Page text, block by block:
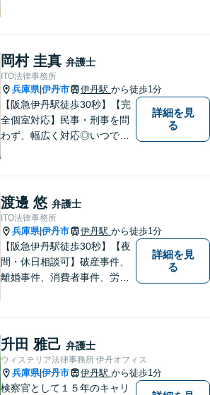
岡村 圭真 弁護士
ITO法律事務所
兵庫県|伊丹市 伊丹駅 から徒歩1分
【阪急伊丹駅徒歩30秒】【完
全個室対応】民事・刑事を問
わず、幅広く対応◎いつでも
れず、尽力してまいります。
【メーカー法務経験あり】
詳細を見
る
渡邊 悠 弁護士
ITO法律事務所
兵庫県|伊丹市 伊丹駅 から徒歩1分
【阪急伊丹駅徒歩30秒】【夜
間・休日相談可】破産事件、
離婚事件、消費者事件、労働
してまいります。まずは一度
ご相談ください【完全個室】
【法テラス利用可】
詳細を見
る
升田 雅己 弁護士
ウィステリア法律事務所 伊丹オフィス
兵庫県|伊丹市 伊丹駅 から徒歩1分
検察官として１５年のキャリ